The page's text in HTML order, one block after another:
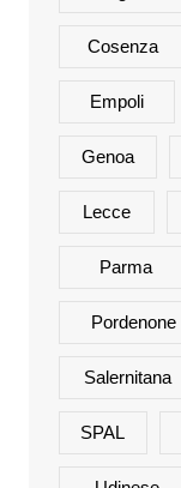
Cosenza
Empoli
Genoa
Lecce
Parma
Pordenone
Salernitana
SPAL